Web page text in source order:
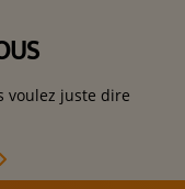
voulez juste dire